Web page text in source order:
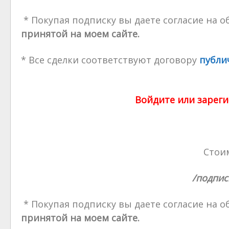
* Покупая подписку вы даете согласие на
принятой на моем сайте.
* Все сделки соответствуют договору
Войдите или
/
* Покупая подписку вы даете согласие на
принятой на моем сайте.